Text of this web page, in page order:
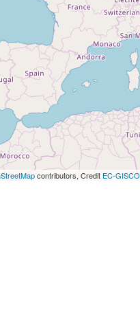
contributors, Credit EC-GISCO